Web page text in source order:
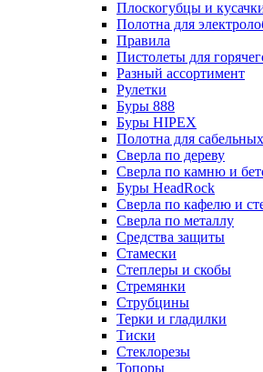
Плоскогубцы и
Полотна для
Правила
Пистолеты для
Разный ассортимент
Рулетки
Буры 888
Буры HIPEX
Полотна для
Сверла по дереву
Сверла по камню и
Буры HeadRock
Сверла по кафелю и
Сверла по металлу
Средства защиты
Стамески
Степлеры и скобы
Стремянки
Струбцины
Терки и гладилки
Тиски
Стеклорезы
Топоры